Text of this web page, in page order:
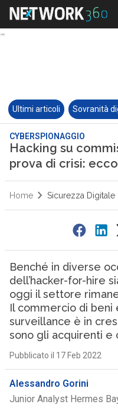
Ultimi articoli Sovranità
CYBERSPIONAGGIO
Hacking su
prova di crisi:
Home Sicurezza Digitale
Benché in diverse
dell’hacker-for-hire
oggi il settore
Il commercio di
surveillance è in
sono gli acquirenti e
Pubblicato il 17 Feb 2022
Alessandro Gorini
Junior Analyst Hermes